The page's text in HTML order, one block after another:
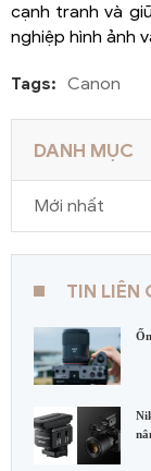
cạnh tranh và
nghiệp hình ảnh
Tags: Canon
DANH MỤC
Mới nhất
TIN LIÊN